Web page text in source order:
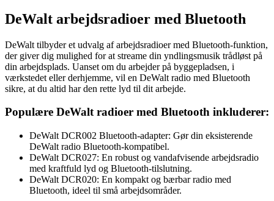
DeWalt arbejdsradioer med Bluetooth
DeWalt tilbyder et udvalg af arbejdsradioer med Bluetooth-funktion,
der giver dig mulighed for at streame din yndlingsmusik trådløst på
din arbejdsplads. Uanset om du arbejder på byggepladsen, i
værkstedet eller derhjemme, vil en DeWalt radio med Bluetooth
sikre, at du altid har den rette lyd til dit arbejde.
Populære DeWalt radioer med Bluetooth inkluderer:
DeWalt DCR002 Bluetooth-adapter: Gør din eksisterende
DeWalt radio Bluetooth-kompatibel.
DeWalt DCR027: En robust og vandafvisende arbejdsradio
med kraftfuld lyd og Bluetooth-tilslutning.
DeWalt DCR020: En kompakt og bærbar radio med
Bluetooth, ideel til små arbejdsområder.